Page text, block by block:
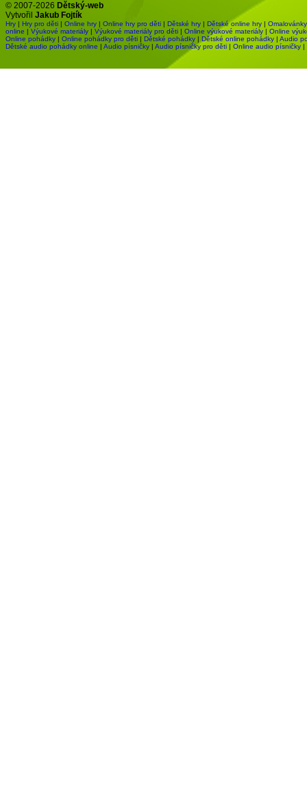
© 2007-2026 Dětský-web
Vytvořil Jakub Fojtík
Hry | Hry pro děti | Online hry | Online hry pro děti | Dětské hry | Dětské online hry | Omalovánky
online | Výukové materiály | Výukové materiály pro děti | Online výukové materiály | Online
Online pohádky | Online pohádky pro děti | Dětské pohádky | Dětské online pohádky | Audio
Dětské audio pohádky online | Audio písničky | Audio písničky pro děti | Online audio písničky |